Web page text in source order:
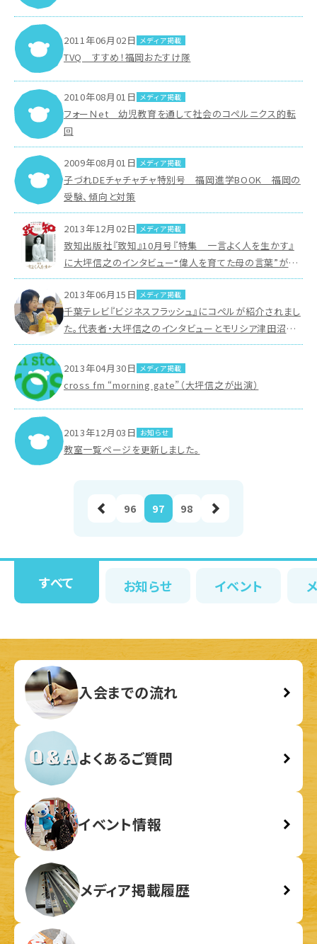
2011年06月02日 メディア掲載
TVQ すすめ！福岡おたすけ隊
2010年08月01日 メディア掲載
フォーＮet 幼児教育を通して社会のコペルニクス的転
回
2009年08月01日 メディア掲載
子づれDEチャチャチャ特別号 福岡進学BOOK 福岡の
受験、傾向と対策
2013年12月02日 メディア掲載
致知出版社『致知』10月号『特集 一言よく人を生かす』
に大坪信之のインタビュー“偉人を育てた母の言葉”が掲
載されています。
2013年06月15日 メディア掲載
千葉テレビ『ビジネスフラッシュ』にコペルが紹介されまし
た。代表者・大坪信之のインタビューとモリシア津田沼教
室の様子がご覧いただけます。
2013年04月30日 メディア掲載
cross fm “morning gate”（大坪信之が出演）
2013年12月03日 お知らせ
教室一覧ページを更新しました。
前へ 96 97 98
すべて お知らせ イベント
入会までの流れ
よくあるご質問
イベント情報
メディア掲載履歴